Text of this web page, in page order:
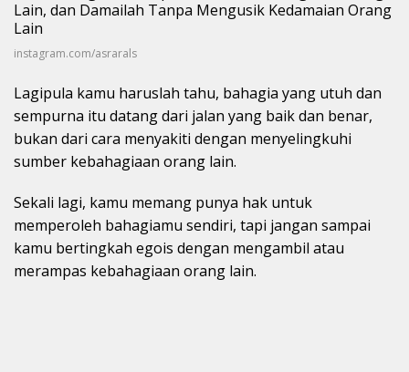
instagram.com/asrarals
Lagipula kamu haruslah tahu, bahagia yang utuh dan
sempurna itu datang dari jalan yang baik dan benar,
bukan dari cara menyakiti dengan menyelingkuhi
sumber kebahagiaan orang lain.
Sekali lagi, kamu memang punya hak untuk
memperoleh bahagiamu sendiri, tapi jangan sampai
kamu bertingkah egois dengan mengambil atau
merampas kebahagiaan orang lain.